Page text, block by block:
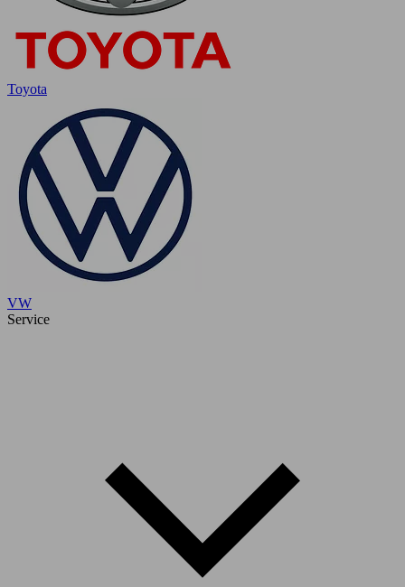
Toyota
VW
Service